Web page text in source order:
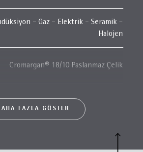
– Gaz – Elektrik – Seramik –
Halojen
Cromargan® 18/10 Paslanmaz Çelik
FAZLA GÖSTER